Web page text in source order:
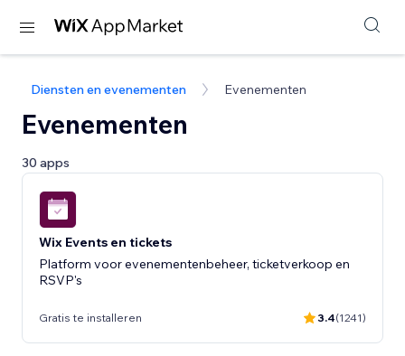
Diensten en evenementen Evenementen
Evenementen
30 apps
Wix Events en tickets
Platform voor evenementenbeheer, ticketverkoop en
RSVP's
Gratis te installeren 3.4(1241)